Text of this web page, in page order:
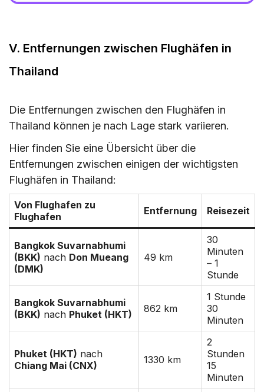
V. Entfernungen zwischen Flughäfen in
Thailand
Die Entfernungen zwischen den Flughäfen in
Thailand können je nach Lage stark variieren.
Hier finden Sie eine Übersicht über die
Entfernungen zwischen einigen der wichtigsten
Flughäfen in Thailand:
Von Flughafen zu
Flughafen
Entfernung Reisezeit
Bangkok Suvarnabhumi
(BKK) nach Don Mueang
(DMK)
49 km
30
Minuten
– 1
Stunde
Bangkok Suvarnabhumi
(BKK) nach Phuket (HKT) 862 km
1 Stunde
30
Minuten
Phuket (HKT) nach
Chiang Mai (CNX)
1330 km
2
Stunden
15
Minuten